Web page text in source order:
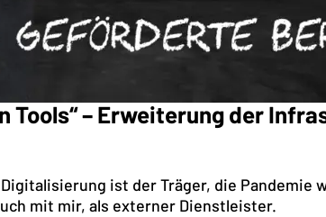
Tools“ – Erweiterung der
ist der Träger, die Pandemie
mit mir, als externer Dienstleister.